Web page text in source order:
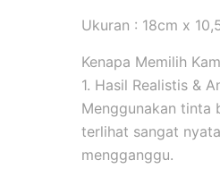
Ukuran : 18cm x
Kenapa Memilih
1. Hasil Realistis &
Menggunakan tinta
terlihat sangat
mengganggu.